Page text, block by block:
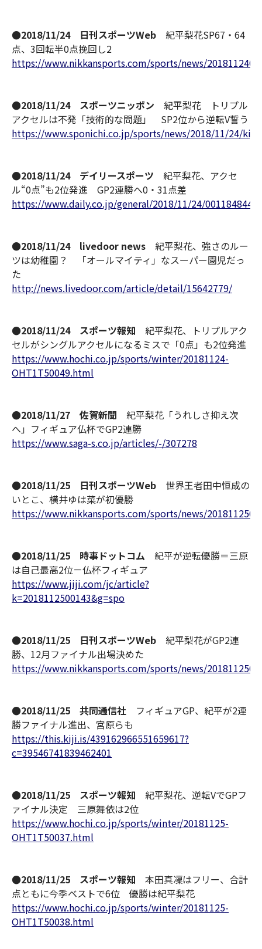
●2018/11/24 日刊スポーツWeb 紀平梨花SP67・64
点、3回転半0点挽回し2
https://www.nikkansports.com/sports/news/
●2018/11/24 スポーツニッポン 紀平梨花 トリプル
アクセルは不発「技術的な問題」 SP2位から逆転V誓う
https://www.sponichi.co.jp/sports/news/2018/11/24/kiji/
●2018/11/24 デイリースポーツ 紀平梨花、アクセ
ル“0点”も2位発進 GP2連勝へ0・31点差
https://www.daily.co.jp/general/2018/11/24/
●2018/11/24 livedoor news 紀平梨花、強さのルー
ツは幼稚園？ 「オールマイティ」なスーパー園児だっ
た
http://news.livedoor.com/article/detail/15642779/
●2018/11/24 スポーツ報知 紀平梨花、トリプルアク
セルがシングルアクセルになるミスで「0点」も2位発進
https://www.hochi.co.jp/sports/winter/20181124-
OHT1T50049.html
●2018/11/27 佐賀新聞 紀平梨花「うれしさ抑え次
へ」フィギュア仏杯でGP2連勝
https://www.saga-s.co.jp/articles/-/307278
●2018/11/25 日刊スポーツWeb 世界王者田中恒成の
いとこ、横井ゆは菜が初優勝
https://www.nikkansports.com/sports/news/
●2018/11/25 時事ドットコム 紀平が逆転優勝＝三原
は自己最高2位－仏杯フィギュア
https://www.jiji.com/jc/article?
k=2018112500143&g=spo
●2018/11/25 日刊スポーツWeb 紀平梨花がGP2連
勝、12月ファイナル出場決めた
https://www.nikkansports.com/sports/news/
●2018/11/25 共同通信社 フィギュアGP、紀平が2連
勝ファイナル進出、宮原らも
https://this.kiji.is/439162966551659617?
c=39546741839462401
●2018/11/25 スポーツ報知 紀平梨花、逆転VでGPフ
ァイナル決定 三原舞依は2位
https://www.hochi.co.jp/sports/winter/20181125-
OHT1T50037.html
●2018/11/25 スポーツ報知 本田真凜はフリー、合計
点ともに今季ベストで6位 優勝は紀平梨花
https://www.hochi.co.jp/sports/winter/20181125-
OHT1T50038.html